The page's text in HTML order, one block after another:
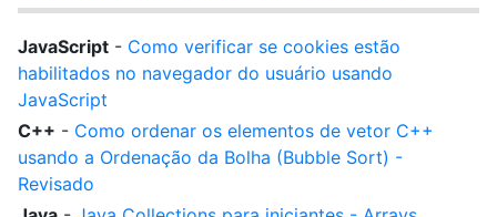
JavaScript - Como verificar se cookies estão
habilitados no navegador do usuário usando
JavaScript
C++ - Como ordenar os elementos de vetor C++
usando a Ordenação da Bolha (Bubble Sort) -
Revisado